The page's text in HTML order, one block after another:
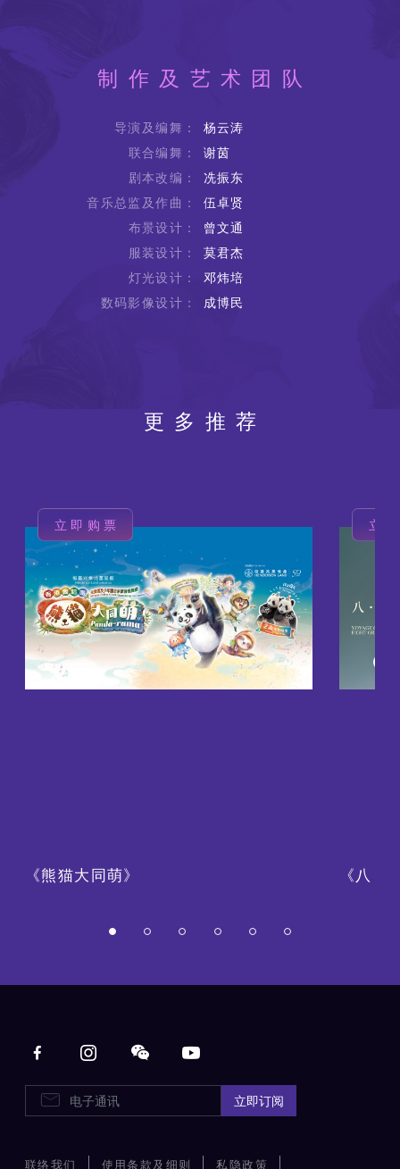
制作及艺术团队
导演及编舞：
杨云涛
联合编舞：
谢茵
剧本改编：
冼振东
音乐总监及作曲：
伍卓贤
布景设计：
曾文通
服装设计：
莫君杰
灯光设计：
邓炜培
数码影像设计：
成博民
更多推荐
立即购票
图
像
《熊猫大同萌》
立
图
《八・
Main navigation
电子通讯 立即订阅
联络我们 使用条款及细则 私隐政策